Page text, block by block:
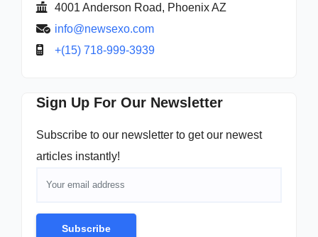
4001 Anderson Road, Phoenix AZ
info@newsexo.com
+(15) 718-999-3939
Sign Up For Our Newsletter
Subscribe to our newsletter to get our newest
articles instantly!
Subscribe